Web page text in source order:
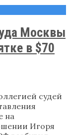
Москвы
в $70
судей
на
Игоря